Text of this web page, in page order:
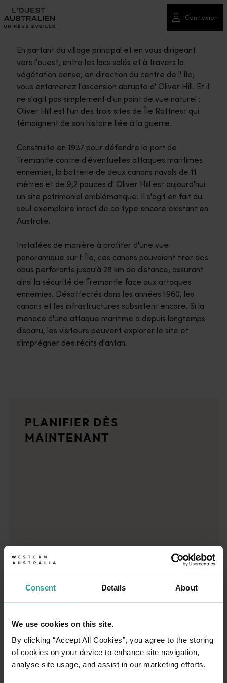
Consent Details About
We use cookies on this site.
By clicking “Accept All Cookies”, you agree to the storing
of cookies on your device to enhance site navigation,
analyse site usage, and assist in our marketing efforts.
Connexion
En partant du village principal et en vous dirigeant
vers l'ouest, entre les lacs salés et à travers la
végétation dense, en direction du centre de l' Île,
vous entamerez l'ascension abrupte d' Oliver Hill. Et il
ne s'agit pas simplement d'un point de vue naturel :
Oliver Hill est l'un des trois sites de Île Rottnest qui
témoignent de son histoire liée à la guerre.
Construite en 1937 pour défendre le port de
Fremantle contre d'éventuelles attaques maritimes
ennemies, la batterie de deux canons navals de 11
mètres et de 9,2 pouces d' Oliver Hill est aujourd'hui
un site patrimonial emblématique. Il s'agit en fait du
seul exemplaire intact de ce type encore existant en
Australie.
Installées de manière à profiter d'une vue
panoramique sur l' Île, ces canons pouvaient tirer des
obus perforants jusqu'à 28 km de distance, assurant
ainsi la sécurité de Fremantle face aux attaques
ennemies. Désaffectés dans les années 1960, les
canons et les infrastructures subsistent encore. Si la
menace d'une attaque maritime a depuis longtemps
disparu, les visiteurs peuvent explorer le site et
s'imprégner des récits d'antan.
<p>Découvrez la région à travers les yeux des habitants, de
Planificateur de voyage
PLANIFIER DÈS
MAINTENANT
01/03